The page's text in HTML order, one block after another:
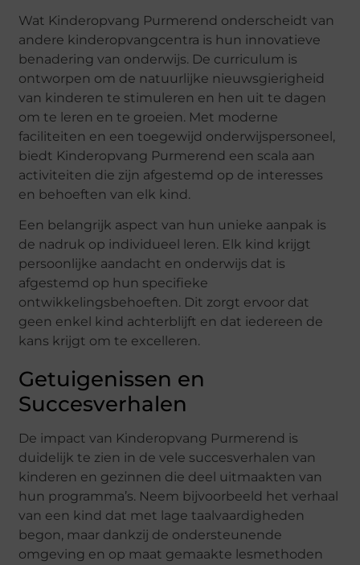
Wat Kinderopvang Purmerend onderscheidt van
andere kinderopvangcentra is hun innovatieve
benadering van onderwijs. De curriculum is
ontworpen om de natuurlijke nieuwsgierigheid
van kinderen te stimuleren en hen uit te dagen
om te leren en te groeien. Met moderne
faciliteiten en een toegewijd onderwijspersoneel,
biedt Kinderopvang Purmerend een scala aan
activiteiten die zijn afgestemd op de interesses
en behoeften van elk kind.
Een belangrijk aspect van hun unieke aanpak is
de nadruk op individueel leren. Elk kind krijgt
persoonlijke aandacht en onderwijs dat is
afgestemd op hun specifieke
ontwikkelingsbehoeften. Dit zorgt ervoor dat
geen enkel kind achterblijft en dat iedereen de
kans krijgt om te excelleren.
Getuigenissen en
Succesverhalen
De impact van Kinderopvang Purmerend is
duidelijk te zien in de vele succesverhalen van
kinderen en gezinnen die deel uitmaakten van
hun programma’s. Neem bijvoorbeeld het verhaal
van een kind dat met lage taalvaardigheden
begon, maar dankzij de ondersteunende
omgeving en op maat gemaakte lesmethoden